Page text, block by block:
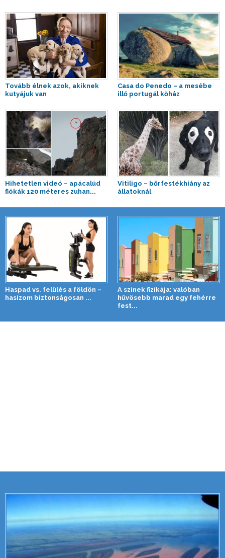
Tovább élnek azok, akiknek
kutyájuk van
Casa do Penedo – a mesébe
illő portugál kőház
Hihetetlen videó – apácalúd
fiókák 120 méteres zuhan...
Vitiligo – bőrfestékhiány az
állatoknál
Haspad vs. felülés a földön –
hasizom biztonságosan ...
A színek fizikája: valóban
hűvösebb marad egy fehérre
fest...